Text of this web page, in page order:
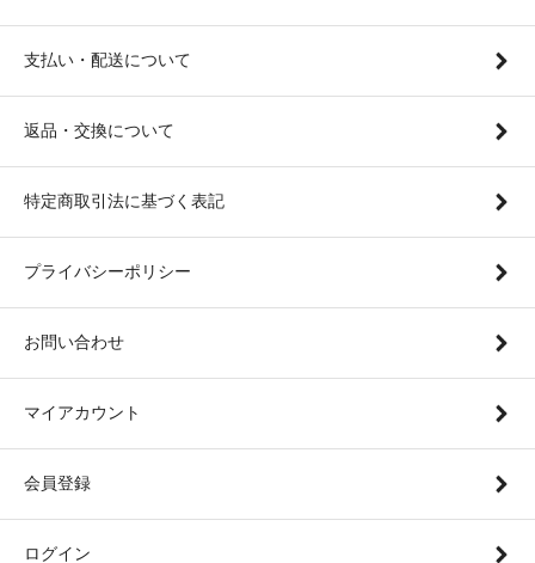
支払い・配送について
返品・交換について
特定商取引法に基づく表記
プライバシーポリシー
お問い合わせ
マイアカウント
会員登録
ログイン